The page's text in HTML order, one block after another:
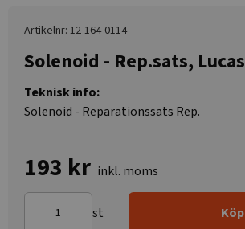
Artikelnr: 12-164-0114
Solenoid - Rep.sats, Lucas
Teknisk info:
Solenoid - Reparationssats Rep.
193 kr inkl. moms
st Köp